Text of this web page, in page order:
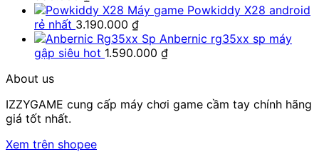
Máy game Powkiddy X28 android
rẻ nhất 3.190.000 ₫
Anbernic rg35xx sp máy
gập siêu hot 1.590.000 ₫
About us
IZZYGAME cung cấp máy chơi game cầm tay chính hãng
giá tốt nhất.
Xem trên shopee